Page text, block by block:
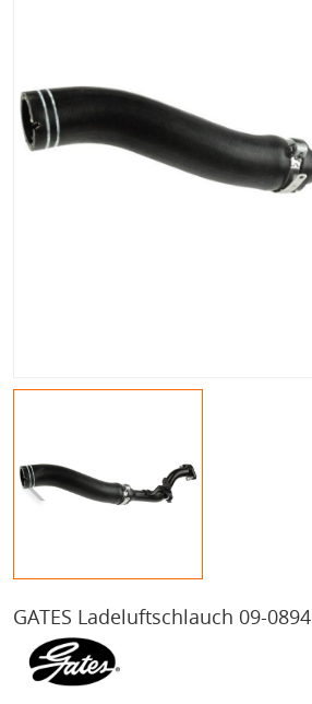
GATES Ladeluftschlauch 09-0894